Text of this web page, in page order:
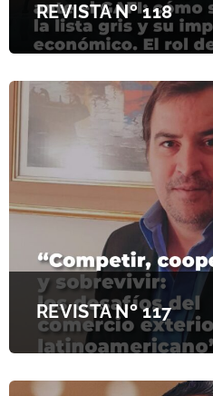
REVISTA Nº 118
REVISTA Nº 117